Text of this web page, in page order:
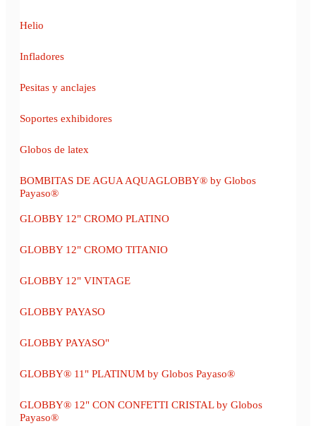
Helio
Infladores
Pesitas y anclajes
Soportes exhibidores
Globos de latex
BOMBITAS DE AGUA AQUAGLOBBY® by Globos
Payaso®
GLOBBY 12" CROMO PLATINO
GLOBBY 12" CROMO TITANIO
GLOBBY 12" VINTAGE
GLOBBY PAYASO
GLOBBY PAYASO"
GLOBBY® 11" PLATINUM by Globos Payaso®
GLOBBY® 12" CON CONFETTI CRISTAL by Globos
Payaso®